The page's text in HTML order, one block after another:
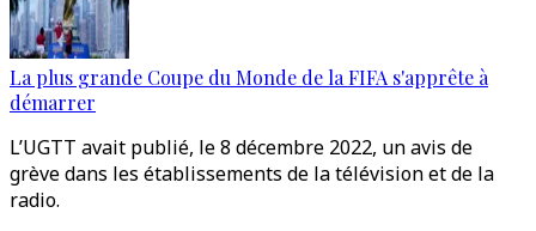
La plus grande Coupe du Monde de la FIFA s'apprête à
démarrer
L’UGTT avait publié, le 8 décembre 2022, un avis de
grève dans les établissements de la télévision et de la
radio.